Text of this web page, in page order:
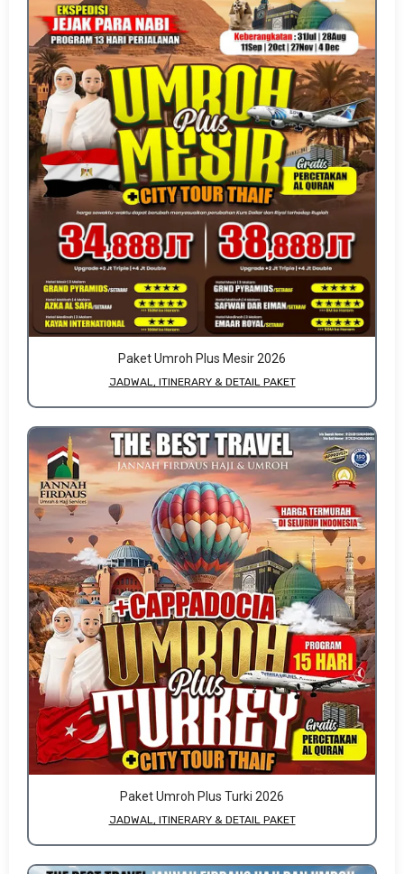
Paket Umroh Plus Mesir 2026
JADWAL, ITINERARY & DETAIL PAKET
Paket Umroh Plus Turki 2026
JADWAL, ITINERARY & DETAIL PAKET